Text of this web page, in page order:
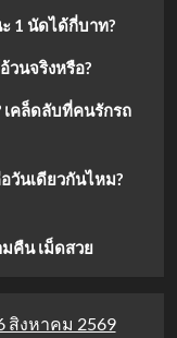
1 นัดได้กี่บาท?
วนจริงหรือ?
คล็ดลับที่คนรักรถ
วันเดียวกันไหม?
คืน เม็ดสวย
สิงหาคม 2569